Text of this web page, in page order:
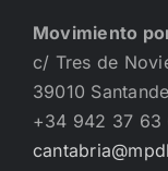
Movimiento
c/ Tres de
39010
+34 942 37 63